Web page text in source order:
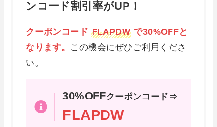
ンコード割引率がUP！
クーポンコード FLAPDWで30%OFFと
なります。 この機会にぜひご利用くださ
い。
30%OFFクーポンコード⇒
FLAPDW